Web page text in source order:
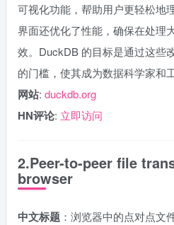
可视化功能，帮助用户更轻松地
界面还优化了性能，确保在处理
效。DuckDB 的目标是通过这些
的门槛，使其成为数据科学家和
网站: duckdb.org
HN评论: 立即访问
2.Peer-to-peer file
browser
中文标题 ：浏览器中的点对点文